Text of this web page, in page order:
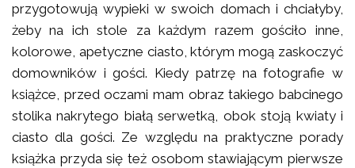
przygotowują wypieki w swoich domach i chciałyby,
żeby na ich stole za każdym razem gościło inne,
kolorowe, apetyczne ciasto, którym mogą zaskoczyć
domowników i gości. Kiedy patrzę na fotografie w
książce, przed oczami mam obraz takiego babcinego
stolika nakrytego białą serwetką, obok stoją kwiaty i
ciasto dla gości. Ze względu na praktyczne porady
książka przyda się też osobom stawiającym pierwsze